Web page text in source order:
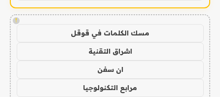
!
مسك الكلمات في قوقل
اشراق التقنية
ان سفن
مرابع التكنولوجيا